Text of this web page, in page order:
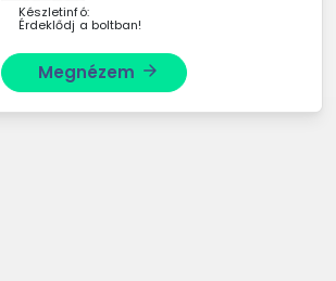
Készletinfó:
Érdeklődj a boltban!
Megnézem arrow_forward